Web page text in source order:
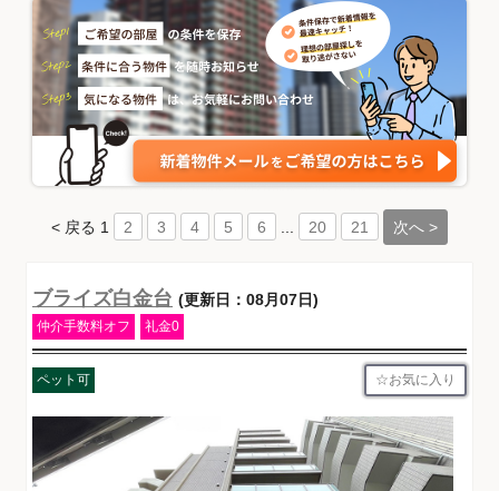
< 戻る 1 2 3 4 5 6 20 21 次へ >
ブライズ白金台 (更新日：08月07日)
仲介手数料オフ 礼金0
ペット可 お気に入り